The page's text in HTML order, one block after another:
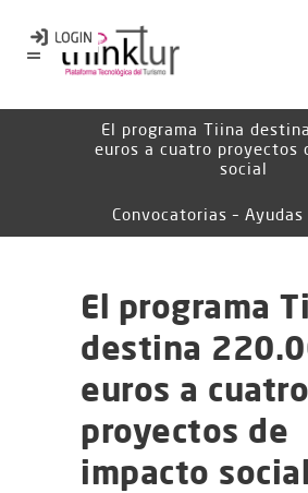
El programa Tiina
euros a cuatro proyectos
social
Convocatorias –
El programa
destina
euros a cuatro
proyectos de
impacto social